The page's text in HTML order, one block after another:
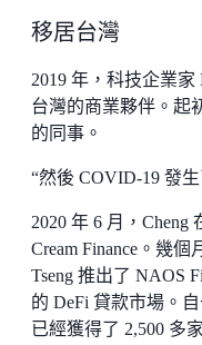
移居台灣
2019 年，科技企業
台灣的商業夥伴。起
的同事。
“然後 COVID-19 發
2020 年 6 月，
Cream Finance。幾
Tseng 推出了 NAOS
的 DeFi 貸款市場。
已經獲得了 2,500 多